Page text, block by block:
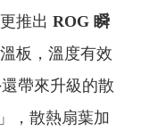
推出 ROG 瞬
板，溫度有效
帶來升級的散
」，散熱扇葉加